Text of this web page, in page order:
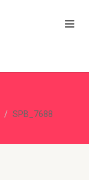
SPB_7688